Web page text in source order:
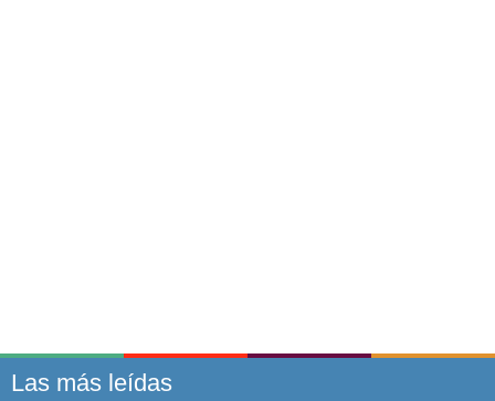
Las más leídas